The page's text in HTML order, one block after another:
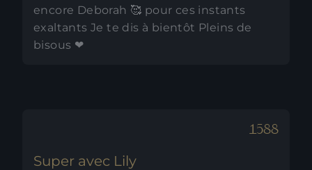
encore Deborah 🥰 pour ces instants
exaltants Je te dis à bientôt Pleins de
bisous ❤
Super avec Lily